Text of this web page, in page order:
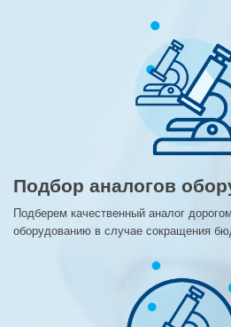
Подбор аналогов
Подберем качественный аналог
оборудованию в случае сокращения